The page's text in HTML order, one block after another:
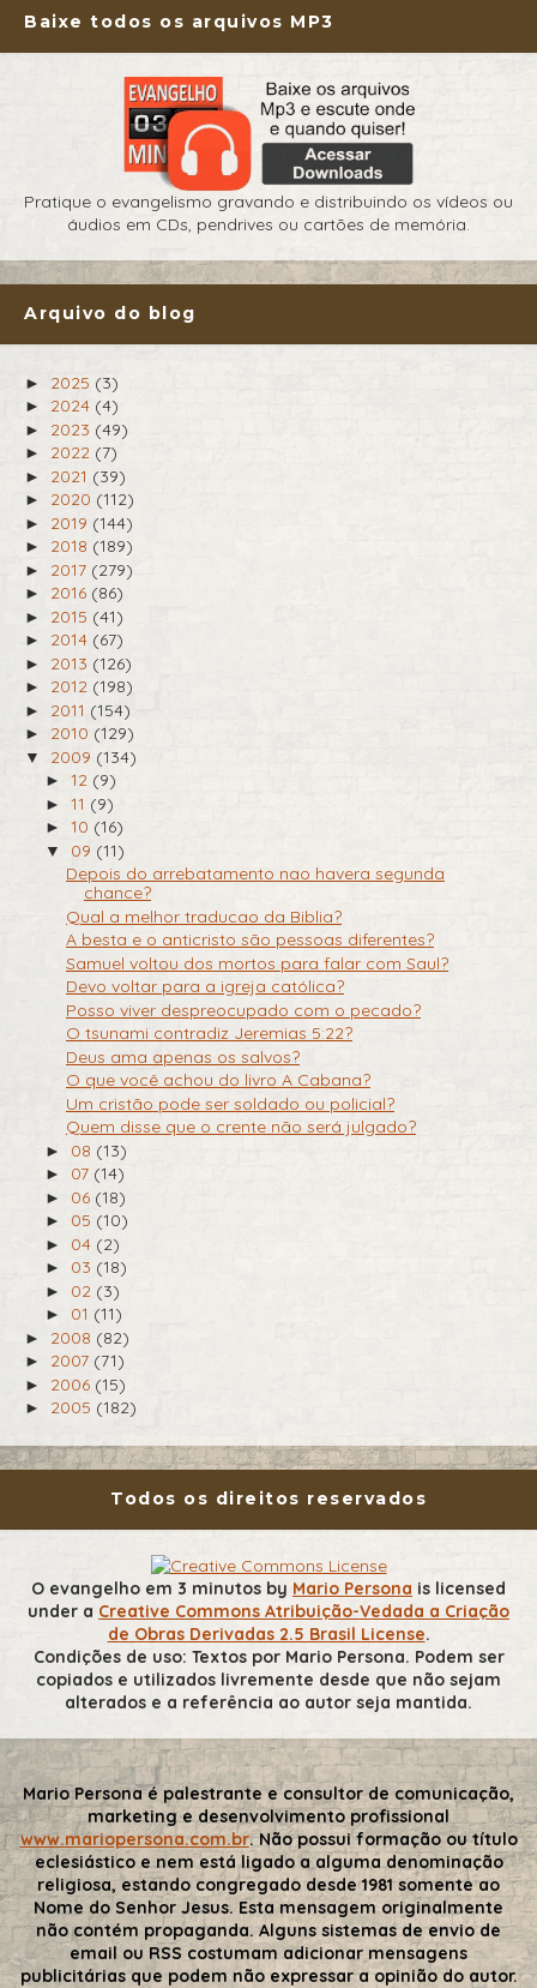
Baixe todos os arquivos MP3
Pratique o evangelismo gravando e distribuindo os vídeos ou
áudios em CDs, pendrives ou cartões de memória.
Arquivo do blog
► 2025 (3)
► 2024 (4)
► 2023 (49)
► 2022 (7)
► 2021 (39)
► 2020 (112)
► 2019 (144)
► 2018 (189)
► 2017 (279)
► 2016 (86)
► 2015 (41)
► 2014 (67)
► 2013 (126)
► 2012 (198)
► 2011 (154)
► 2010 (129)
▼ 2009 (134)
► 12 (9)
► 11 (9)
► 10 (16)
▼ 09 (11)
Depois do arrebatamento nao havera segunda
chance?
Qual a melhor traducao da Biblia?
A besta e o anticristo são pessoas diferentes?
Samuel voltou dos mortos para falar com Saul?
Devo voltar para a igreja católica?
Posso viver despreocupado com o pecado?
O tsunami contradiz Jeremias 5:22?
Deus ama apenas os salvos?
O que você achou do livro A Cabana?
Um cristão pode ser soldado ou policial?
Quem disse que o crente não será julgado?
► 08 (13)
► 07 (14)
► 06 (18)
► 05 (10)
► 04 (2)
► 03 (18)
► 02 (3)
► 01 (11)
► 2008 (82)
► 2007 (71)
► 2006 (15)
► 2005 (182)
Todos os direitos reservados
O evangelho em 3 minutos by Mario Persona is licensed
under a Creative Commons Atribuição-Vedada a Criação
de Obras Derivadas 2.5 Brasil License.
Condições de uso: Textos por Mario Persona. Podem ser
copiados e utilizados livremente desde que não sejam
alterados e a referência ao autor seja mantida.
Mario Persona é palestrante e consultor de comunicação,
marketing e desenvolvimento profissional
www.mariopersona.com.br. Não possui formação ou título
eclesiástico e nem está ligado a alguma denominação
religiosa, estando congregado desde 1981 somente ao
Nome do Senhor Jesus. Esta mensagem originalmente
não contém propaganda. Alguns sistemas de envio de
email ou RSS costumam adicionar mensagens
publicitárias que podem não expressar a opinião do autor.